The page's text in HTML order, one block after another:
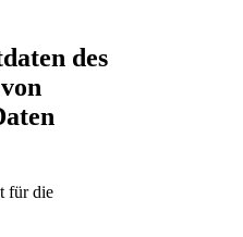
des
für die